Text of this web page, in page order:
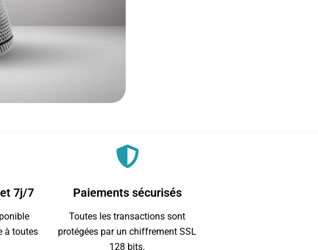
7j/7
à toutes
Paiements sécurisés
Toutes les transactions sont
protégées par un chiffrement SSL
128 bits.